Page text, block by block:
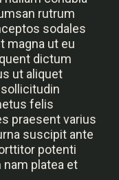
rutrum
sodales
magna ut eu
dictum
ut aliquet
felis
praesent varius
suscipit ante
potenti
platea et